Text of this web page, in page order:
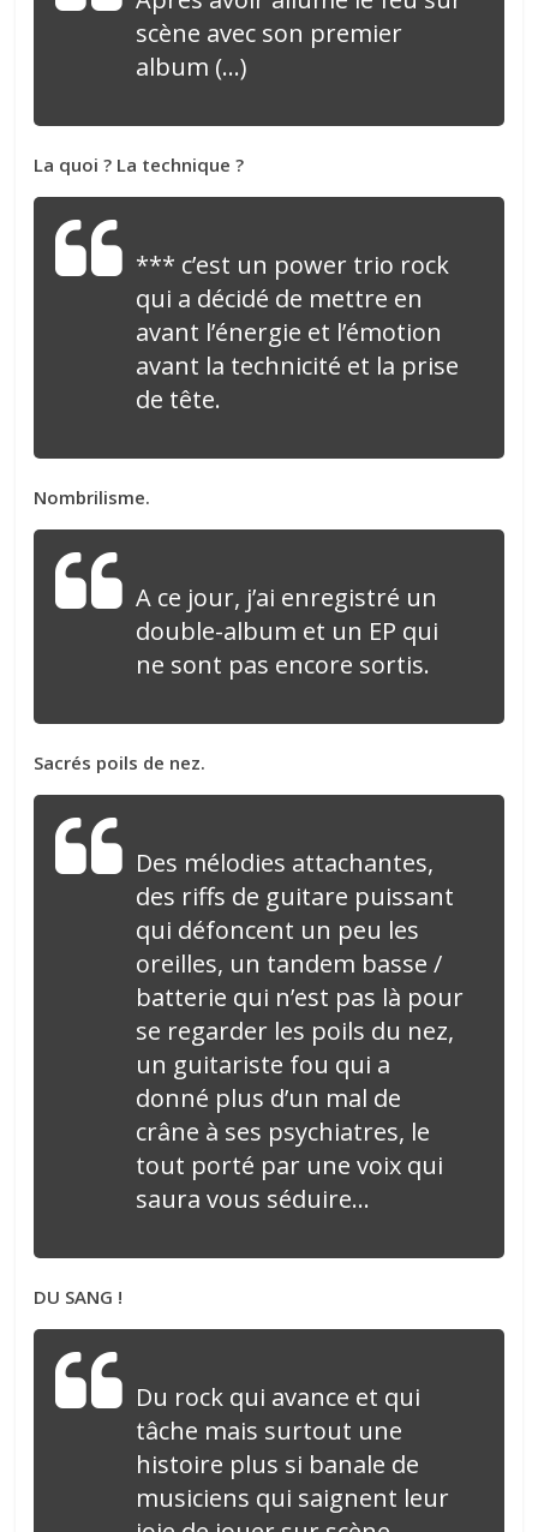
scène avec son premier
album (…)
La quoi ? La technique ?
*** c’est un power trio rock
qui a décidé de mettre en
avant l’énergie et l’émotion
avant la technicité et la prise
de tête.
Nombrilisme.
A ce jour, j’ai enregistré un
double-album et un EP qui
ne sont pas encore sortis.
Sacrés poils de nez.
Des mélodies attachantes,
des riffs de guitare puissant
qui défoncent un peu les
oreilles, un tandem basse /
batterie qui n’est pas là pour
se regarder les poils du nez,
un guitariste fou qui a
donné plus d’un mal de
crâne à ses psychiatres, le
tout porté par une voix qui
saura vous séduire…
DU SANG !
Du rock qui avance et qui
tâche mais surtout une
histoire plus si banale de
musiciens qui saignent leur